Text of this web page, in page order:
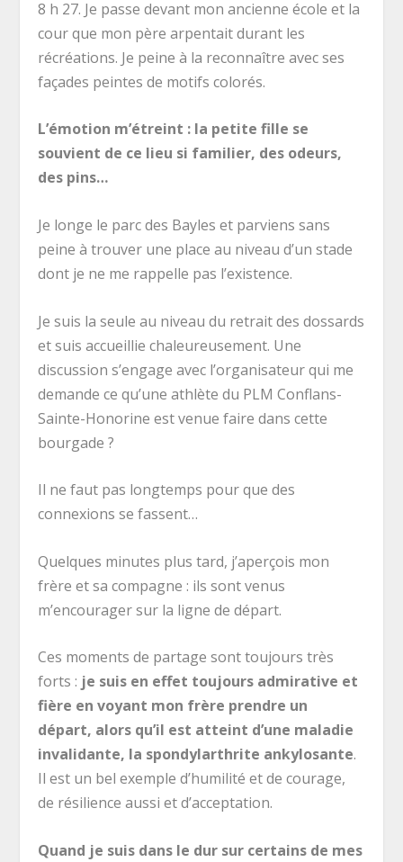
8 h 27. Je passe devant mon ancienne école et la
cour que mon père arpentait durant les
récréations. Je peine à la reconnaître avec ses
façades peintes de motifs colorés.
L’émotion m’étreint : la petite fille se
souvient de ce lieu si familier, des odeurs,
des pins…
Je longe le parc des Bayles et parviens sans
peine à trouver une place au niveau d’un stade
dont je ne me rappelle pas l’existence.
Je suis la seule au niveau du retrait des dossards
et suis accueillie chaleureusement. Une
discussion s’engage avec l’organisateur qui me
demande ce qu’une athlète du PLM Conflans-
Sainte-Honorine est venue faire dans cette
bourgade ?
Il ne faut pas longtemps pour que des
connexions se fassent…
Quelques minutes plus tard, j’aperçois mon
frère et sa compagne : ils sont venus
m’encourager sur la ligne de départ.
Ces moments de partage sont toujours très
forts : je suis en effet toujours admirative et
fière en voyant mon frère prendre un
départ, alors qu’il est atteint d’une maladie
invalidante, la spondylarthrite ankylosante.
Il est un bel exemple d’humilité et de courage,
de résilience aussi et d’acceptation.
Quand je suis dans le dur sur certains de mes